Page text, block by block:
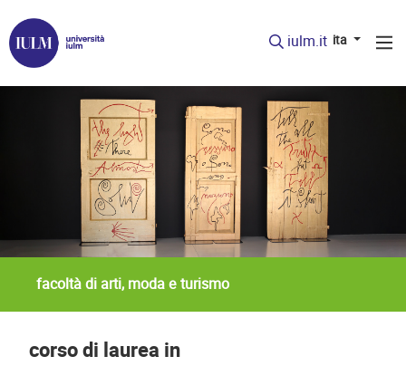
iulm.it ita
facoltà di arti, moda e turismo
corso di laurea in